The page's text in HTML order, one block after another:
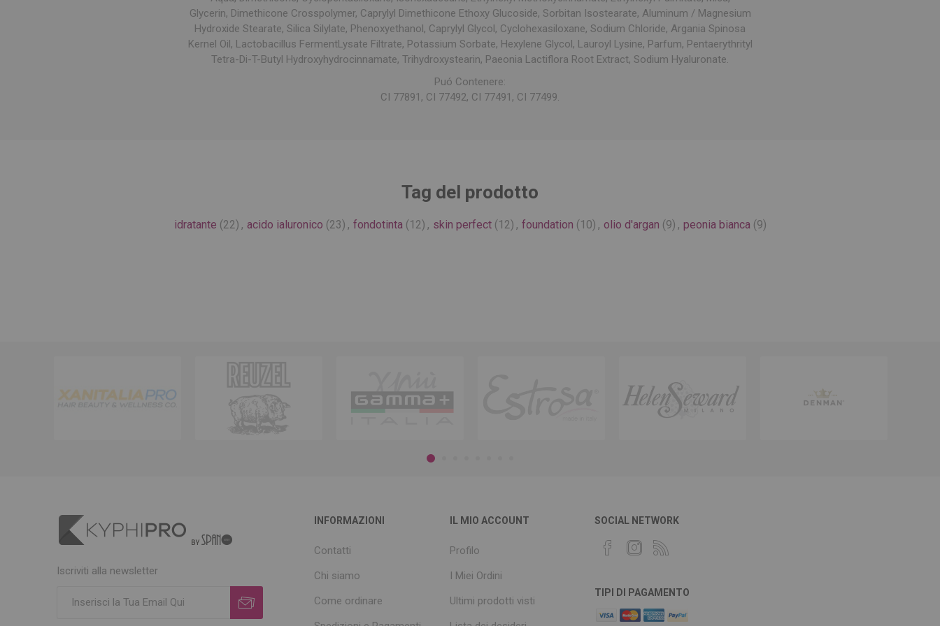
Glycerin, Dimethicone Crosspolymer, Caprylyl Dimethicone Ethoxy Glucoside, Sorbitan Isostearate, Aluminum / Magnesium
Hydroxide Stearate, Silica Silylate, Phenoxyethanol, Caprylyl Glycol, Cyclohexasiloxane, Sodium Chloride, Argania Spinosa
Kernel Oil, Lactobacillus FermentLysate Filtrate, Potassium Sorbate, Hexylene Glycol, Lauroyl Lysine, Parfum, Pentaerythrityl
Tetra-Di-T-Butyl Hydroxyhydrocinnamate, Trihydroxystearin, Paeonia Lactiflora Root Extract, Sodium Hyaluronate.
Puó Contenere:
CI 77891, CI 77492, CI 77491, CI 77499.
Tag del prodotto
idratante (22) , acido ialuronico (23) , fondotinta (12) , skin perfect (12) , foundation (10) , olio d'argan (9) , peonia bianca (9)
Iscriviti alla newsletter
INFORMAZIONI
Contatti
Chi siamo
Come ordinare
IL MIO ACCOUNT
Profilo
I Miei Ordini
Ultimi prodotti visti
SOCIAL NETWORK
TIPI DI PAGAMENTO